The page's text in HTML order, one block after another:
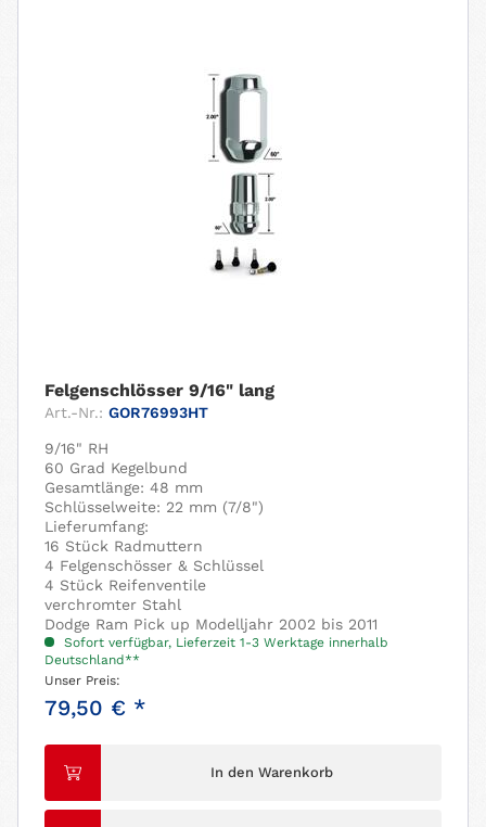
Felgenschlösser 9/16" lang
Art.-Nr.: GOR76993HT
9/16" RH
60 Grad Kegelbund
Gesamtlänge: 48 mm
Schlüsselweite: 22 mm (7/8")
Lieferumfang:
16 Stück Radmuttern
4 Felgenschösser & Schlüssel
4 Stück Reifenventile
verchromter Stahl
Dodge Ram Pick up Modelljahr 2002 bis 2011
Sofort verfügbar, Lieferzeit 1-3 Werktage innerhalb
Deutschland**
Unser Preis:
79,50 € *
In den Warenkorb